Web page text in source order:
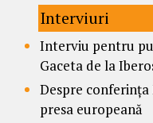
Interviuri
Interviu pentru
Gaceta de la
Despre
presa europeană